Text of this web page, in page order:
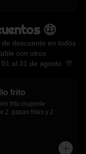
🤑
descuento en todos
con otros
al 31 de agosto. 🎊
frito
frito crujiente
2  papas fritas y 2